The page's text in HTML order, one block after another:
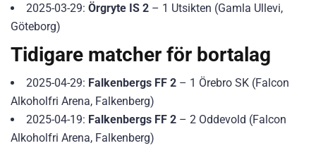
2025-03-29: Örgryte IS 2 – 1 Utsikten (Gamla Ullevi,
Göteborg)
Tidigare matcher för bortalag
2025-04-29: Falkenbergs FF 2 – 1 Örebro SK (Falcon
Alkoholfri Arena, Falkenberg)
2025-04-19: Falkenbergs FF 2 – 2 Oddevold (Falcon
Alkoholfri Arena, Falkenberg)